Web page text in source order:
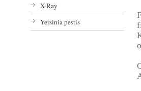
X-Ray
Yersinia pestis